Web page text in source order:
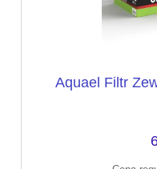
Aquael Filtr